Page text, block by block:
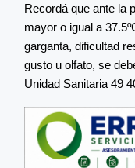
Recordá que ante la
mayor o igual a
garganta, dificultad
gusto u olfato, se
Unidad Sanitaria 49